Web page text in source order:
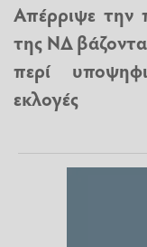
Απέρριψε την
της ΝΔ
περί
εκλογές